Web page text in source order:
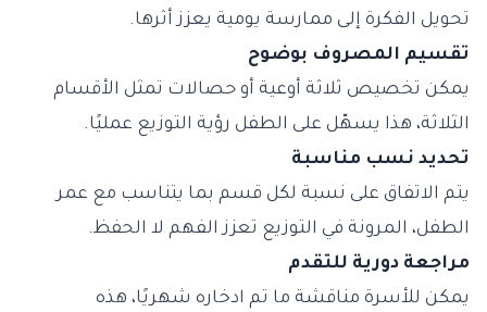
تحويل الفكرة إلى ممارسة يومية يعزز أثرها.
تقسيم المصروف بوضوح
يمكن تخصيص ثلاثة أوعية أو حصالات تمثل الأقسام
الثلاثة، هذا يسهّل على الطفل رؤية التوزيع عمليًا.
تحديد نسب مناسبة
يتم الاتفاق على نسبة لكل قسم بما يتناسب مع عمر
الطفل، المرونة في التوزيع تعزز الفهم لا الحفظ.
مراجعة دورية للتقدم
يمكن للأسرة مناقشة ما تم ادخاره شهريًا، هذه